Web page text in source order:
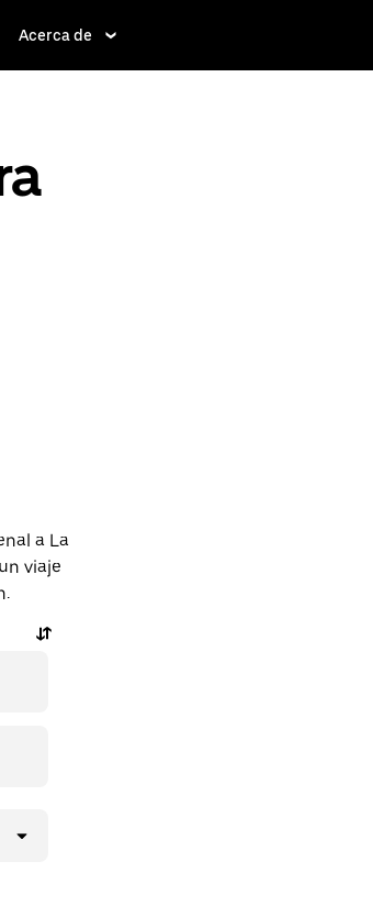
Acerca de
a La
viaje